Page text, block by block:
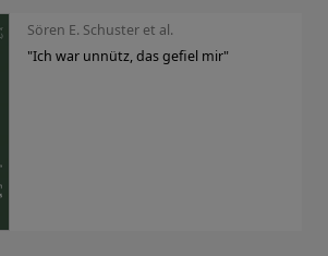
Sören E. Schuster et al.
"Ich war unnütz, das gefiel mir"